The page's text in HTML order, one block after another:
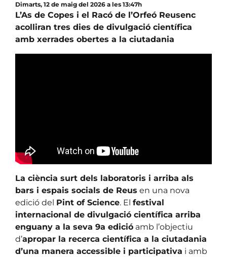
Dimarts, 12 de maig del 2026 a les 13:47h
L’As de Copes i el Racó de l’Orfeó Reusenc
acolliran tres dies de divulgació científica
amb xerrades obertes a la ciutadania
La ciència surt dels laboratoris i arriba als
bars i espais socials de Reus en una nova
edició del Pint of Science. El festival
internacional de divulgació científica arriba
enguany a la seva 9a edició amb l’objectiu
d’apropar la recerca científica a la ciutadania
d’una manera accessible i participativa i amb